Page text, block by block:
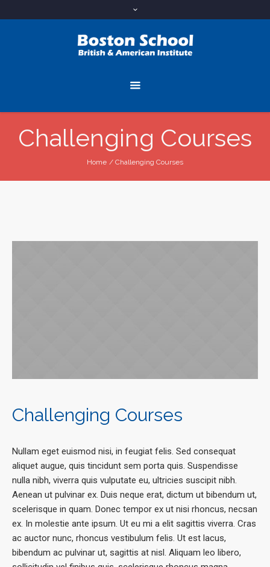
Challenging Courses
Home / Challenging Courses
Challenging Courses
Nullam eget euismod nisi, in feugiat felis. Sed consequat
aliquet augue, quis tincidunt sem porta quis. Suspendisse
nulla nibh, viverra quis vulputate eu, ultricies suscipit nibh.
Aenean ut pulvinar ex. Duis neque erat, dictum ut bibendum ut,
scelerisque in quam. Donec tempor ex ut nisi rhoncus, necsan
ex. In molestie ante ipsum. Ut eu mi a elit sagittis viverra. Cras
ac auctor nunc, rhoncus vestibulum felis. Ut est lacus,
bibendum ac pulvinar ut, sagittis at nisl. Aliquam leo libero,